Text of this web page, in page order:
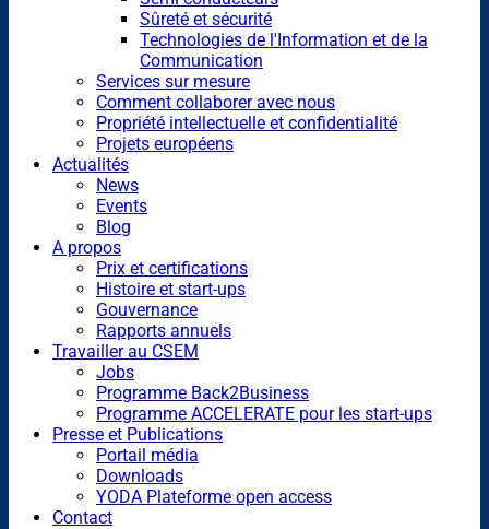
Sûreté et sécurité
Technologies de l'Information et de la
Communication
Services sur mesure
Comment collaborer avec nous
Propriété intellectuelle et confidentialité
Projets européens
Actualités
News
Events
Blog
A propos
Prix et certifications
Histoire et start-ups
Gouvernance
Rapports annuels
Travailler au CSEM
Jobs
Programme Back2Business
Programme ACCELERATE pour les start-ups
Presse et Publications
Portail média
Downloads
YODA Plateforme open access
Contact